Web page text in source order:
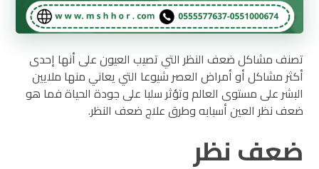
تصنف مشاكل ضعف النظر التي تصيب العيون على أنها إحدى
أكثر مشاكل أو أمراض العصر شيوعا التي يعاني منها ملايين
البشر على مستوى العالم وتؤثر سلبا على جودة الحياة فما هو
ضعف نظر العين أسبابه وطرق علاج ضعف النظر.
ضعف نظر